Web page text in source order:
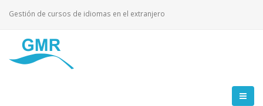
Gestión de cursos de idiomas en el extranjero